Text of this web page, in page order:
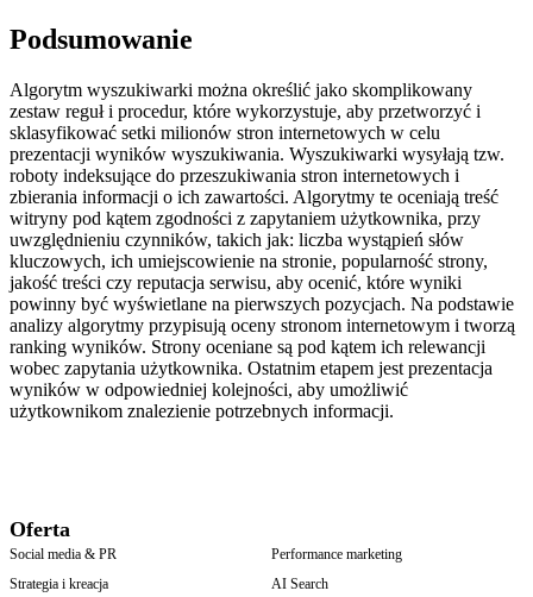
Podsumowanie
Algorytm wyszukiwarki można określić jako skomplikowany
zestaw reguł i procedur, które wykorzystuje, aby przetworzyć i
sklasyfikować setki milionów stron internetowych w celu
prezentacji wyników wyszukiwania. Wyszukiwarki wysyłają tzw.
roboty indeksujące do przeszukiwania stron internetowych i
zbierania informacji o ich zawartości. Algorytmy te oceniają treść
witryny pod kątem zgodności z zapytaniem użytkownika, przy
uwzględnieniu czynników, takich jak: liczba wystąpień słów
kluczowych, ich umiejscowienie na stronie, popularność strony,
jakość treści czy reputacja serwisu, aby ocenić, które wyniki
powinny być wyświetlane na pierwszych pozycjach. Na podstawie
analizy algorytmy przypisują oceny stronom internetowym i tworzą
ranking wyników. Strony oceniane są pod kątem ich relewancji
wobec zapytania użytkownika. Ostatnim etapem jest prezentacja
wyników w odpowiedniej kolejności, aby umożliwić
użytkownikom znalezienie potrzebnych informacji.
Oferta
Social media & PR
Performance marketing
Strategia i kreacja
AI Search